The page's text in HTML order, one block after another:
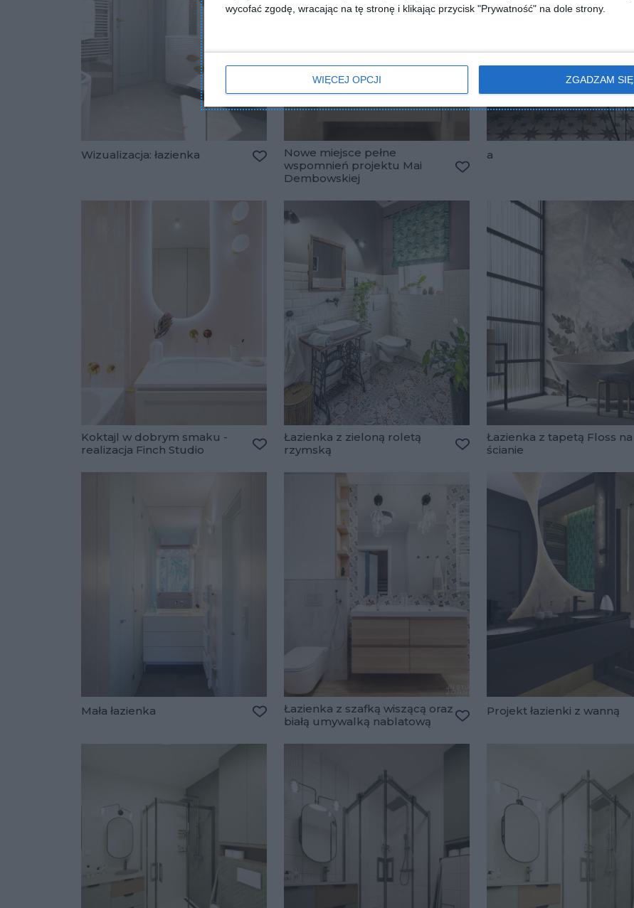
wycofać zgodę, wracając na tę stronę i klikając przycisk "Prywatność" na dole strony.
WIĘCEJ OPCJI ZGADZAM SIĘ
Wizualizacja: łazienka
Dodaj do ulubionych
Nowe miejsce pełne
wspomnień projektu Mai
Dembowskiej
a
Koktajl w dobrym smaku -
realizacja Finch Studio
Dodaj do ulubionych
Łazienka z zieloną roletą
rzymską
Łazienka z tapetą Floss na
ścianie
Mała łazienka
Dodaj do ulubionych
Łazienka z szafką wiszącą oraz
białą umywalką nablatową
Projekt łazienki z wanną